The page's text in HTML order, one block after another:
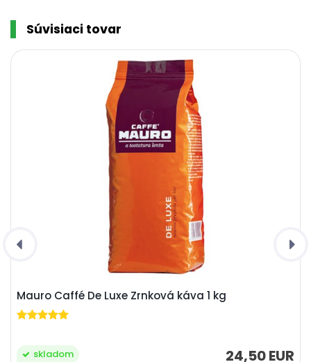
Súvisiaci tovar
Mauro Caffé De Luxe Zrnková káva 1 kg
24,50 EUR
skladom